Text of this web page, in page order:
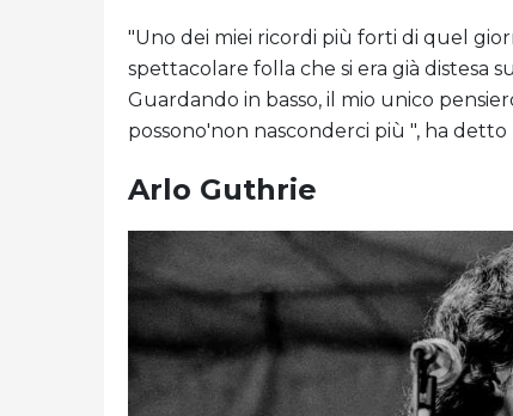
"Uno dei miei ricordi più forti di quel
spettacolare folla che si era già distesa
Guardando in basso, il mio unico
possono'non nasconderci più ", ha detto
Arlo Guthrie